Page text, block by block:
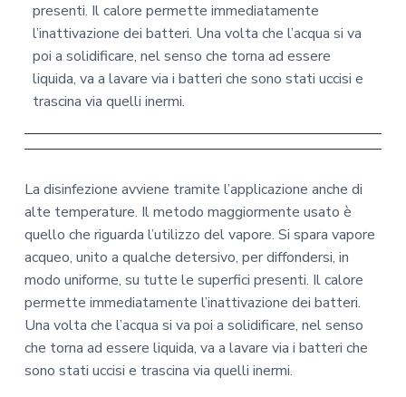
presenti. Il calore permette immediatamente
l’inattivazione dei batteri. Una volta che l’acqua si va
poi a solidificare, nel senso che torna ad essere
liquida, va a lavare via i batteri che sono stati uccisi e
trascina via quelli inermi.
La disinfezione avviene tramite l’applicazione anche di
alte temperature. Il metodo maggiormente usato è
quello che riguarda l’utilizzo del vapore. Si spara vapore
acqueo, unito a qualche detersivo, per diffondersi, in
modo uniforme, su tutte le superfici presenti. Il calore
permette immediatamente l’inattivazione dei batteri.
Una volta che l’acqua si va poi a solidificare, nel senso
che torna ad essere liquida, va a lavare via i batteri che
sono stati uccisi e trascina via quelli inermi.